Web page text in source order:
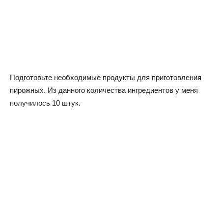
Подготовьте необходимые продукты для приготовления
пирожных. Из данного количества ингредиентов у меня
получилось 10 штук.